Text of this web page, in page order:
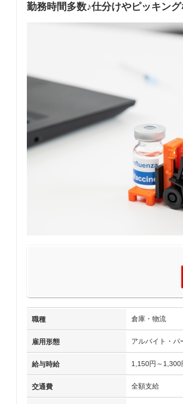
勤務時間多数♪仕分けやピッキン
職種 倉庫・物流
雇用形態 アルバイト・パ
給与時給 1,150円～1,300
交通費 全額支給